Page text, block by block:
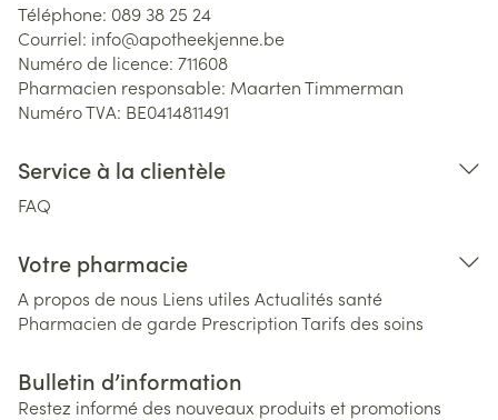
Téléphone: 089 38 25 24
Courriel: info@apotheekjenne.be
Numéro de licence: 711608
Pharmacien responsable: Maarten Timmerman
Numéro TVA: BE0414811491
Service à la clientèle
FAQ
Votre pharmacie
A propos de nous Liens utiles Actualités santé
Pharmacien de garde PrescriptionTarifs des soins
Bulletin d’information
Restez informé des nouveaux produits et promotions